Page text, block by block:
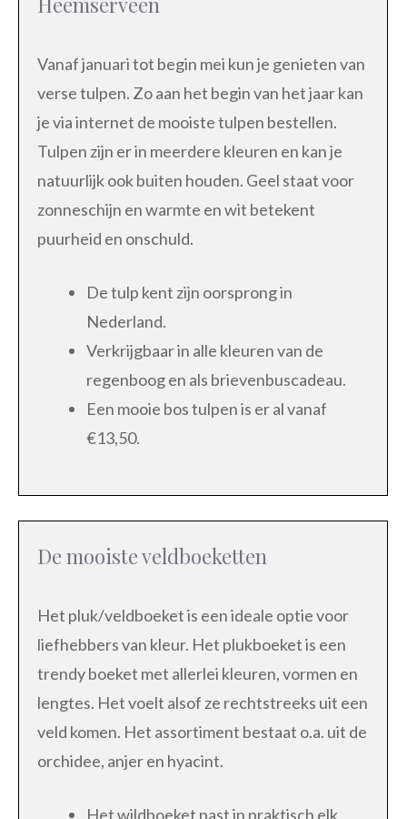
Vanaf januari tot begin mei kun je genieten van
verse tulpen. Zo aan het begin van het jaar kan
je via internet de mooiste tulpen bestellen.
Tulpen zijn er in meerdere kleuren en kan je
natuurlijk ook buiten houden. Geel staat voor
zonneschijn en warmte en wit betekent
puurheid en onschuld.
De tulp kent zijn oorsprong in
Nederland.
Verkrijgbaar in alle kleuren van de
regenboog en als brievenbuscadeau.
Een mooie bos tulpen is er al vanaf
€13,50.
De mooiste veldboeketten
Het pluk/veldboeket is een ideale optie voor
liefhebbers van kleur. Het plukboeket is een
trendy boeket met allerlei kleuren, vormen en
lengtes. Het voelt alsof ze rechtstreeks uit een
veld komen. Het assortiment bestaat o.a. uit de
orchidee, anjer en hyacint.
Het wildboeket past in praktisch elk